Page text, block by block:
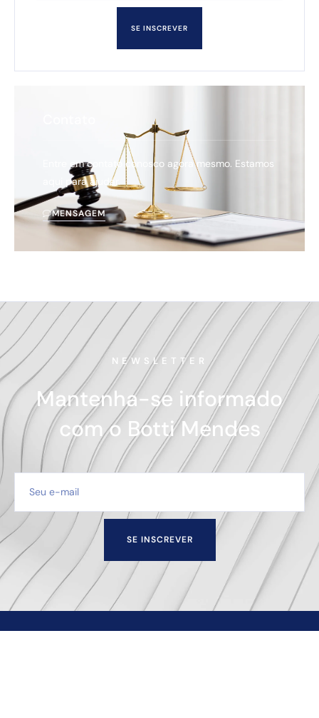
SE INSCREVER
Entre em contato conosco agora mesmo. Estamos
aqui para ajudar.
MENSAGEM
NEWSLETTER
Mantenha-se informado
com o Botti Mendes
SE INSCREVER